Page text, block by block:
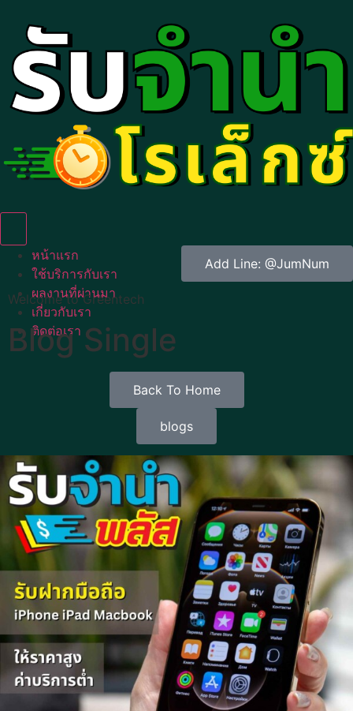
หน้าแรก
ใช้บริการกับเรา
ผลงานที่ผ่านมา
เกี่ยวกับเรา
ติดต่อเรา
Add Line: @JumNum
Welcome to Greentech
Blog Single
Back To Home
blogs